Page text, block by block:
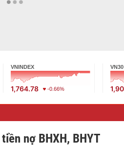
VNINDEX
1,764.78 -0.66%
VN30
nợ BHXH, BHYT